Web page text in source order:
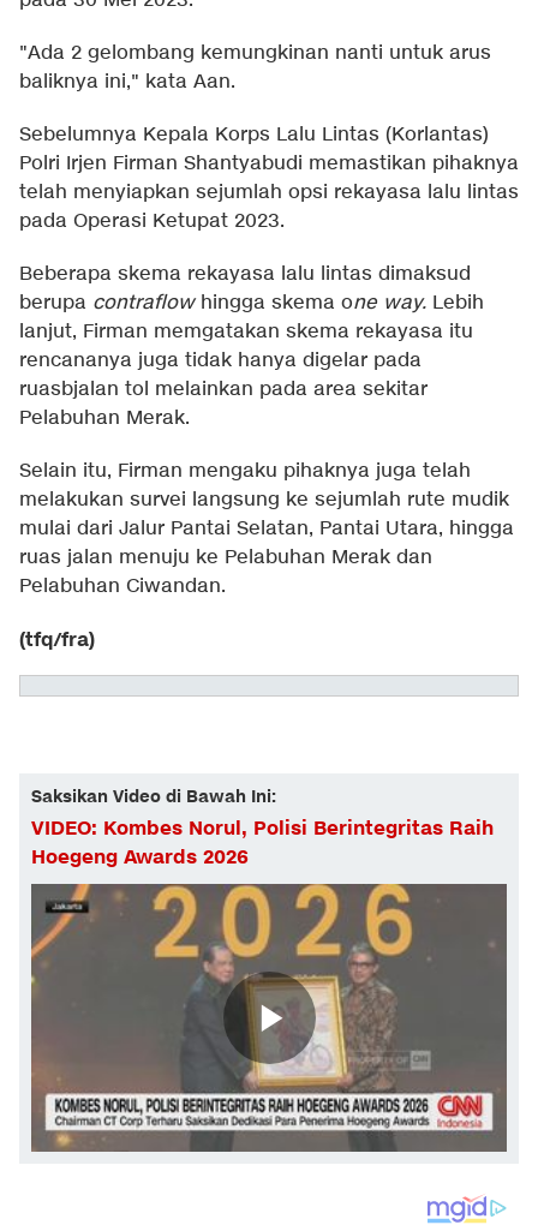
"Ada 2 gelombang kemungkinan nanti untuk arus
baliknya ini," kata Aan.
Sebelumnya Kepala Korps Lalu Lintas (Korlantas)
Polri Irjen Firman Shantyabudi memastikan pihaknya
telah menyiapkan sejumlah opsi rekayasa lalu lintas
pada Operasi Ketupat 2023.
Beberapa skema rekayasa lalu lintas dimaksud
berupa contraflowhingga skema one way. Lebih
lanjut, Firman memgatakan skema rekayasa itu
rencananya juga tidak hanya digelar pada
ruasbjalan tol melainkan pada area sekitar
Pelabuhan Merak.
Selain itu, Firman mengaku pihaknya juga telah
melakukan survei langsung ke sejumlah rute mudik
mulai dari Jalur Pantai Selatan, Pantai Utara, hingga
ruas jalan menuju ke Pelabuhan Merak dan
Pelabuhan Ciwandan.
(tfq/fra)
Saksikan Video di Bawah Ini:
VIDEO: Kombes Norul, Polisi Berintegritas Raih
Hoegeng Awards 2026